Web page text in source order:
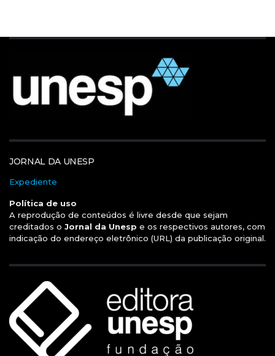
JORNAL DA UNESP
Expediente
Política de uso
A reprodução de conteúdos é livre desde que sejam
creditados o Jornal da Unesp e os respectivos autores, com
indicação do endereço eletrônico (URL) da publicação original.